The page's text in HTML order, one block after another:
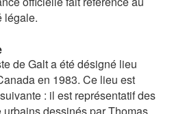
légale.
de Galt a été désigné lieu
en 1983. Ce lieu est
: il est représentatif des